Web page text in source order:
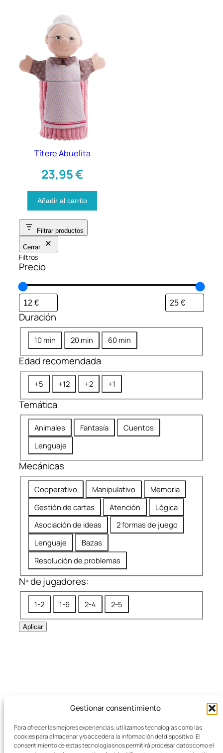
Gestionar consentimiento
Para ofrecer las mejores experiencias, utilizamos tecnologías como las
cookies para almacenar y/o acceder a la información del dispositivo. El
consentimiento de estas tecnologías nos permitirá procesar datos como el
Títere Abuelita
23,95€
Añadir al carrito
Filtrar productos
Cerrar
Filtros
Precio
Duración
D
u
r
a
i
ó
n
10 min 20 min 60 min
Edad recomendada
d
a
d
c
o
m
d
a
a
+5 +12 +2 +1
Temática
e
á
t
c
Animales Fantasía
Cuentos
Lenguaje
Mecánicas
M
e
n
i
a
s
Cooperativo Manipulativo
Memoria
Gestión de cartas
Atención
Lógica
Asociación de ideas
2 formas de juego
Lenguaje
Bazas
Resolución de problemas
Nº de jugadores:
N
º
d
r
e
s
1-2 1-6 2-4 2-5
Aplicar